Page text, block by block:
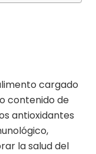
cargado
contenido de
antioxidantes
la salud del